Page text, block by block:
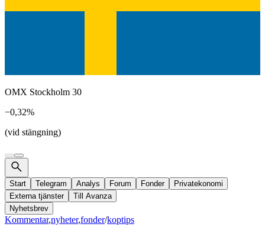
OMX Stockholm 30
−0,32%
(vid stängning)
Start Telegram Analys Forum Fonder
Privatekonomi
Externa tjänster
Till Avanza
Nyhetsbrev
Kommentar,nyheter,fonder/koptips